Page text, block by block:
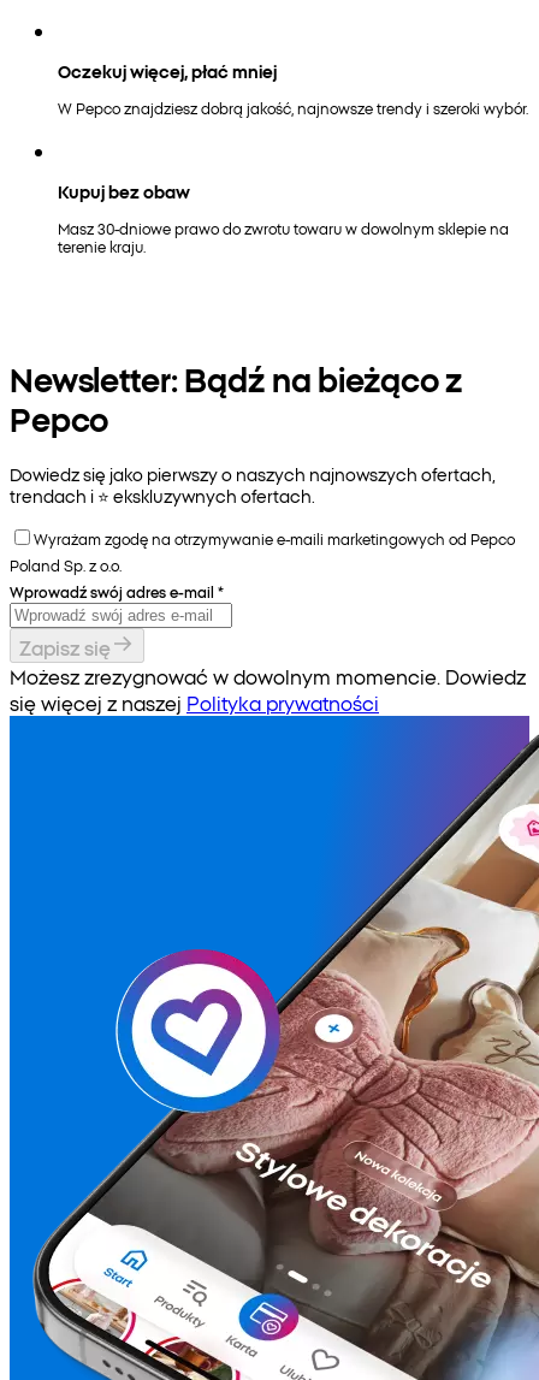
Oczekuj więcej, płać mniej
W Pepco znajdziesz dobrą jakość, najnowsze trendy i szeroki wybór.
Kupuj bez obaw
Masz 30-dniowe prawo do zwrotu towaru w dowolnym sklepie na
terenie kraju.
Newsletter: Bądź na bieżąco z
Pepco
Dowiedz się jako pierwszy o naszych najnowszych ofertach,
trendach i ⭐️ ekskluzywnych ofertach.
Wyrażam zgodę na otrzymywanie e-maili marketingowych od Pepco
Poland Sp. z o.o.
Wprowadź swój adres e-mail *
Zapisz się
Możesz zrezygnować w dowolnym momencie. Dowiedz
się więcej z naszej Polityka prywatności